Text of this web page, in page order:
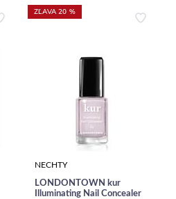
ZĽAVA 20 %
NECHTY
LONDONTOWN kur
Illuminating Nail Concealer